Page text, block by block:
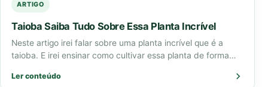
ARTIGO
Taioba Saiba Tudo Sobre Essa Planta Incrível
Neste artigo irei falar sobre uma planta incrível que é a
taioba. E irei ensinar como cultivar essa planta de forma
Ler conteúdo